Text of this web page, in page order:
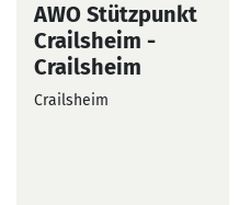
AWO Stützpunkt
Crailsheim -
Crailsheim
Crailsheim